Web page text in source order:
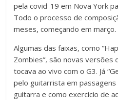
pela covid-19 em Nova York
Todo o processo de
meses, começando em março.
Algumas das faixas, como
Zombies”, são novas versões
tocava ao vivo com o G3. Já
pelo guitarrista em passagens
guitarra e como exercício de